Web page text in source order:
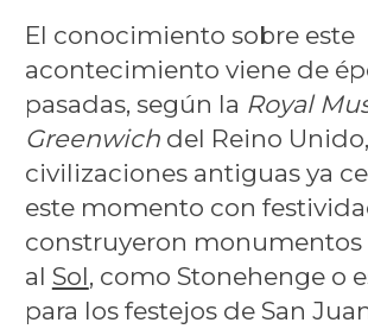
El conocimiento sobre este
acontecimiento viene de
pasadas, según la Royal
Greenwichdel Reino Unido,
civilizaciones antiguas ya
este momento con
construyeron
al Sol, como Stonehenge o
para los festejos de San